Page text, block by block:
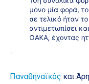
μόνο μία φορά,
σε τελικό ήταν
αντιμετωπίσει
ΟΑΚΑ, έχοντας
Παναθηναϊκός και